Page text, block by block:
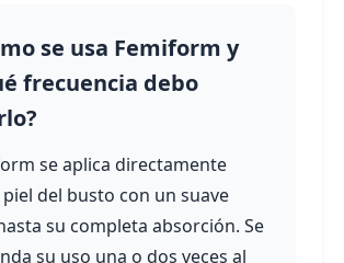
se usa Femiform y
frecuencia debo
se aplica directamente
del busto con un suave
su completa absorción. Se
su uso una o dos veces al